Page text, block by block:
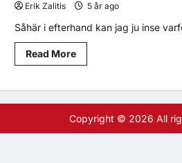
Erik Zalitis 5 år ago
Såhär i efterhand kan jag ju inse
Read More
Copyright © 2026 All